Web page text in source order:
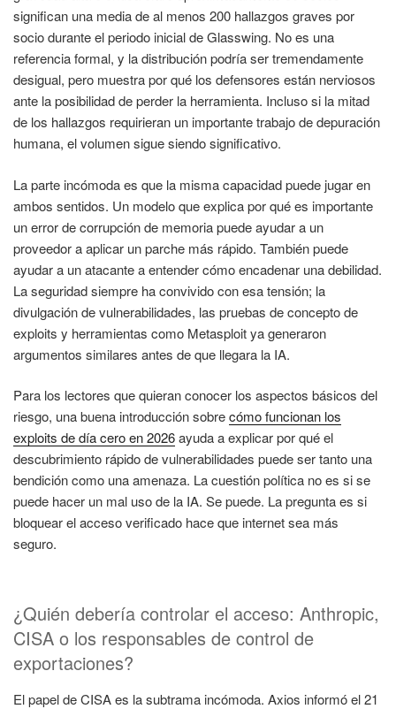
significan una media de al menos 200 hallazgos graves por
socio durante el periodo inicial de Glasswing. No es una
referencia formal, y la distribución podría ser tremendamente
desigual, pero muestra por qué los defensores están nerviosos
ante la posibilidad de perder la herramienta. Incluso si la mitad
de los hallazgos requirieran un importante trabajo de depuración
humana, el volumen sigue siendo significativo.
La parte incómoda es que la misma capacidad puede jugar en
ambos sentidos. Un modelo que explica por qué es importante
un error de corrupción de memoria puede ayudar a un
proveedor a aplicar un parche más rápido. También puede
ayudar a un atacante a entender cómo encadenar una debilidad.
La seguridad siempre ha convivido con esa tensión; la
divulgación de vulnerabilidades, las pruebas de concepto de
exploits y herramientas como Metasploit ya generaron
argumentos similares antes de que llegara la IA.
Para los lectores que quieran conocer los aspectos básicos del
riesgo, una buena introducción sobrecómo funcionan los
exploits de día cero en 2026ayuda a explicar por qué el
descubrimiento rápido de vulnerabilidades puede ser tanto una
bendición como una amenaza. La cuestión política no es si se
puede hacer un mal uso de la IA. Se puede. La pregunta es si
bloquear el acceso verificado hace que internet sea más
seguro.
¿Quién debería controlar el acceso: Anthropic,
CISA o los responsables de control de
exportaciones?
El papel de CISA es la subtrama incómoda. Axios informó el 21